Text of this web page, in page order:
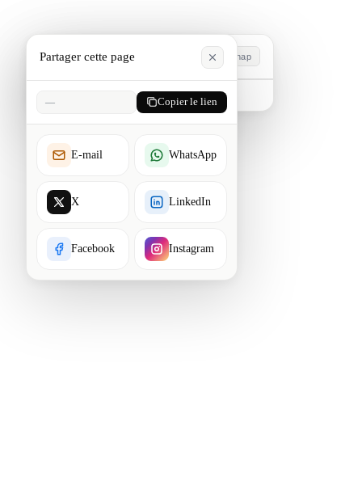
Échap
Tapez pour rechercher. Échap pour fermer.
Partager cette page
— Copier le lien
E-mail WhatsApp
X LinkedIn
Facebook Instagram